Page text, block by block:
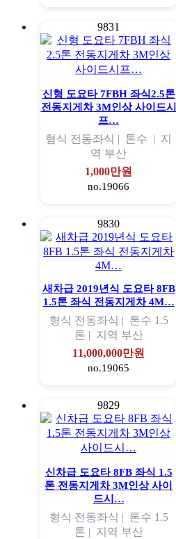
9831
신형 도요타 7FBH 좌식2.5톤
전동지게차 3M인상 사이드시
프…
형식 전동좌식 | 톤수 | 지
역 부산
1,000만원
no.19066
9830
새차급 2019년식 도요타 8FB
1.5톤 좌식 전동지게차 4M…
형식 전동좌식 | 톤수 1.5
톤 | 지역 부산
11,000,000만원
no.19065
9829
신차급 도요타 8FB 좌식 1.5
톤 전동지게차 3M인상 사이
드시…
형식 전동좌식 | 톤수 1.5
톤 | 지역 부산